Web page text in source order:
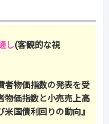
し(客観的な視
者物価指数の発表を受
物価指数と小売売上高
国債利回りの動向』